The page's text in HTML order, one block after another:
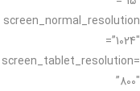
screen_normal_resolution
=”1024″
screen_tablet_resolution=
”800″